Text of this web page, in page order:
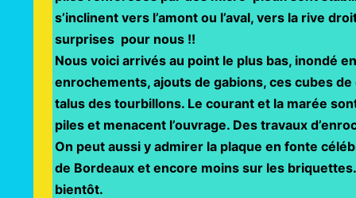
s’inclinent vers l’amont ou l’aval, vers la rive
surprises pour nous !!
Nous voici arrivés au point le plus bas, inondé
enrochements, ajouts de gabions, ces cubes
talus des tourbillons. Le courant et la marée
piles et menacent l’ouvrage. Des travaux
On peut aussi y admirer la plaque en fonte
de Bordeaux et encore moins sur les
bientôt.